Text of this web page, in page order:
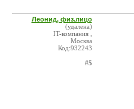
Леонид, физ.лицо
(удалена)
IT-компания ,
Москва
Код:932243
#5